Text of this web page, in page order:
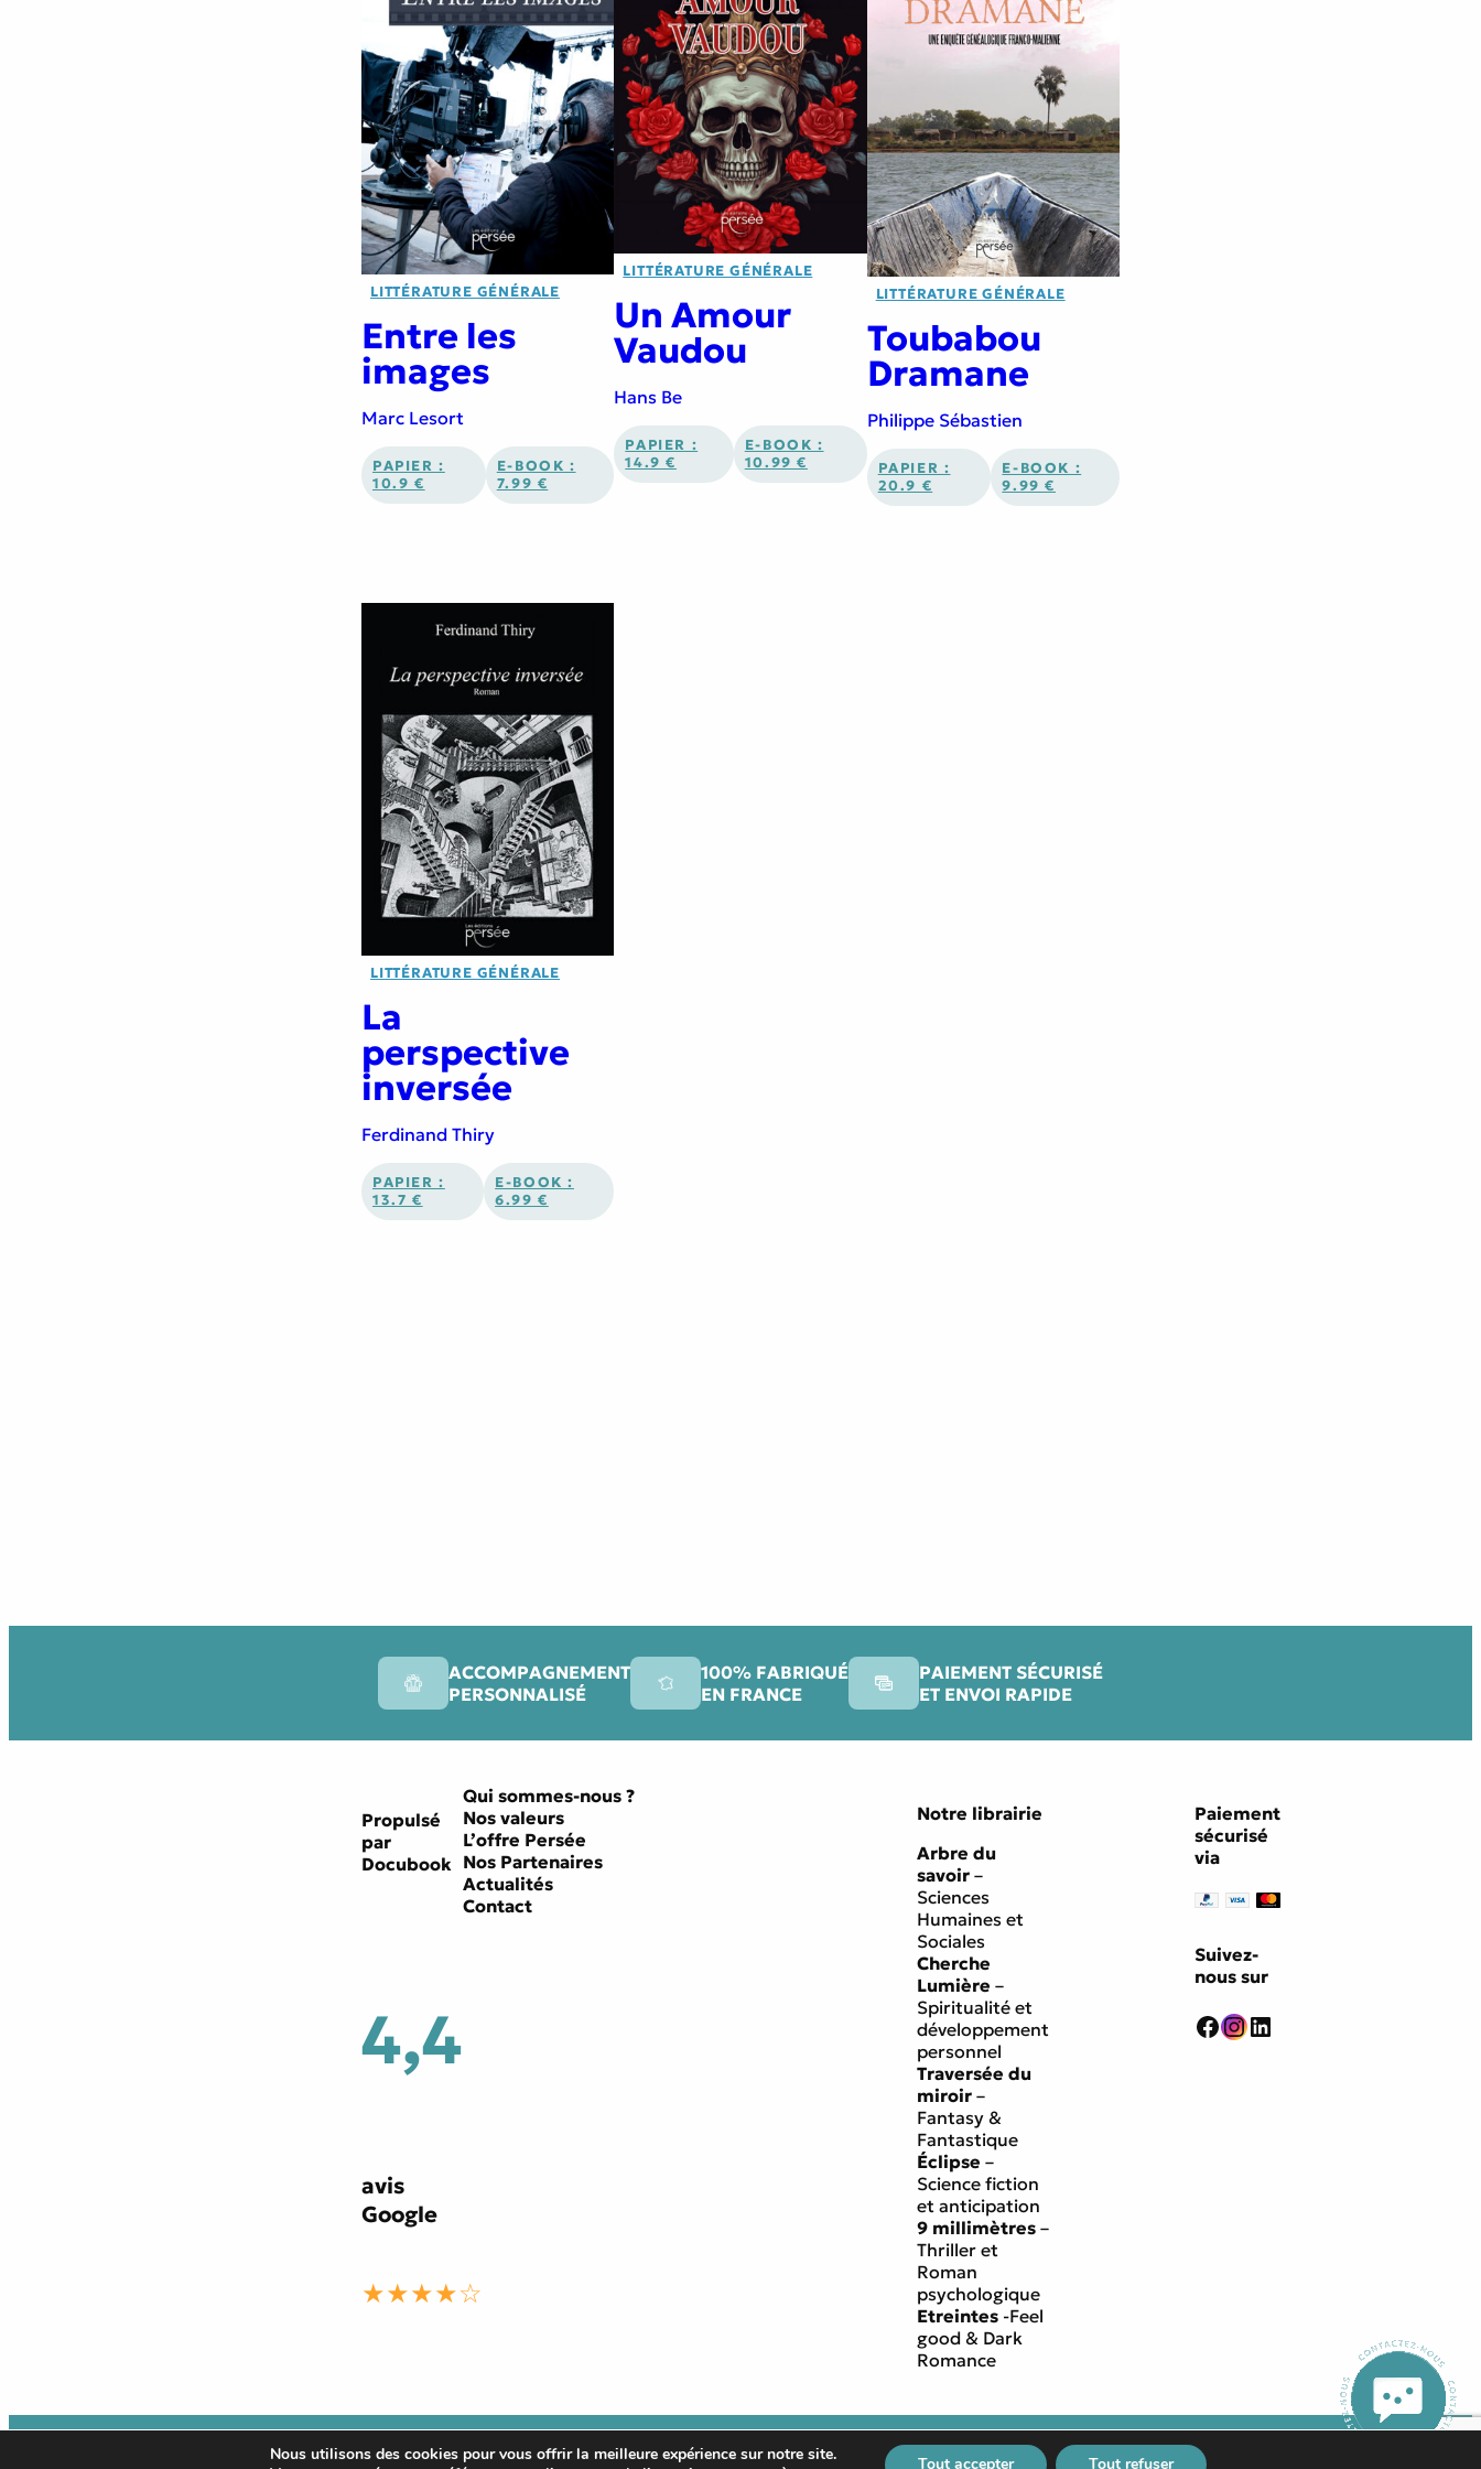
LITTÉRATURE GÉNÉRALE
Entre les
images
Marc Lesort
PAPIER :
10.9 €
E-BOOK :
7.99 €
LITTÉRATURE GÉNÉRALE
Un Amour
Vaudou
Hans Be
PAPIER :
14.9 €
E-BOOK :
10.99 €
LITTÉRATURE GÉNÉRALE
Toubabou
Dramane
Philippe Sébastien
PAPIER :
20.9 €
E-BOOK :
9.99 €
LITTÉRATURE GÉNÉRALE
La
perspective
inversée
Ferdinand Thiry
PAPIER :
13.7 €
E-BOOK :
6.99 €
ACCOMPAGNEMENT
PERSONNALISÉ
100% FABRIQUÉ
EN FRANCE
PAIEMENT SÉCURISÉ
ET ENVOI RAPIDE
Propulsé
par
Docubook
4,4
avis
Google
★★★★☆
Qui sommes-nous ?
Nos valeurs
L’offre Persée
Nos Partenaires
Actualités
Contact
Notre librairie
Arbre du
savoir –
Sciences
Humaines et
Sociales
Cherche
Lumière –
Spiritualité et
développement
personnel
Traversée du
miroir –
Fantasy &
Fantastique
Éclipse –
Science fiction
et anticipation
9 millimètres –
Thriller et
Roman
psychologique
Etreintes -Feel
good & Dark
Romance
Paiement
sécurisé
via
Suivez-
nous sur
Facebook
Instagram
LinkedIn
Editions Persee2026 Mentions légalesConditions générales de vente
Nous utilisons des cookies pour vous offrir la meilleure expérience sur notre site.
Tout accepter Tout refuser